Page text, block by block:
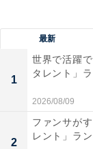
性／北海道）
特産品が豊富
楽しむのに最
です」（30代
最新
1
世界で活躍
タレント」
2026/08/09
2
ファンサが
レント」ラ